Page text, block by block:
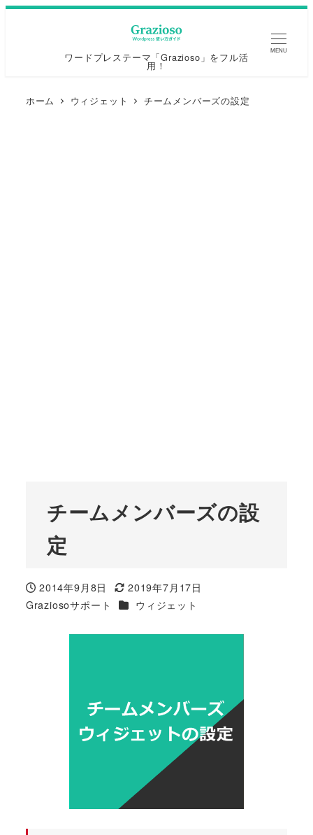
ワードプレステーマ「Grazioso」をフル活
用！
MENU
ホーム ウィジェット チームメンバーズの設定
チームメンバーズの設
定
投稿日
2014年9月8日
更新日
2019年7月17日
著
Graziosoサポート カテゴリー
ウィジェット